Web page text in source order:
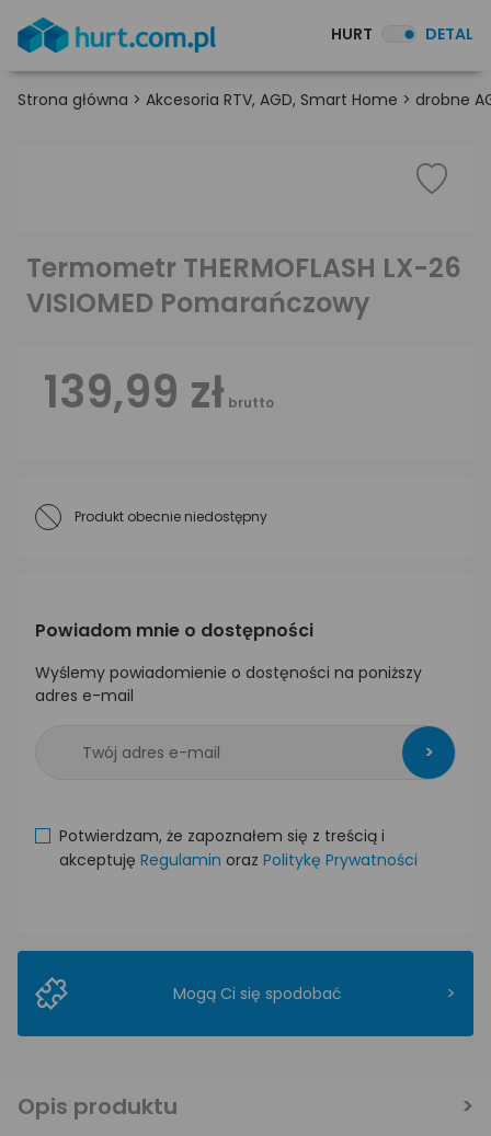
HURT DETAL
Strona główna > Akcesoria RTV, AGD, Smart Home > drobne
Termometr THERMOFLASH LX-26
VISIOMED Pomarańczowy
139,99 zł brutto
Produkt obecnie niedostępny
Powiadom mnie o dostępności
Wyślemy powiadomienie o dostęności na poniższy
adres e-mail
>
Potwierdzam, że zapoznałem się z treścią i
akceptuję Regulamin oraz Politykę Prywatności
Mogą Ci się spodobać >
Opis produktu